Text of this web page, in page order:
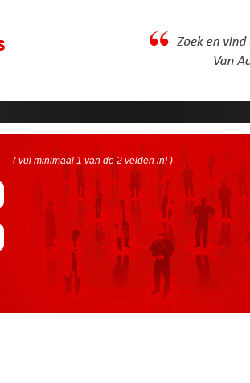
( vul minimaal 1 van de 2 velden in! )